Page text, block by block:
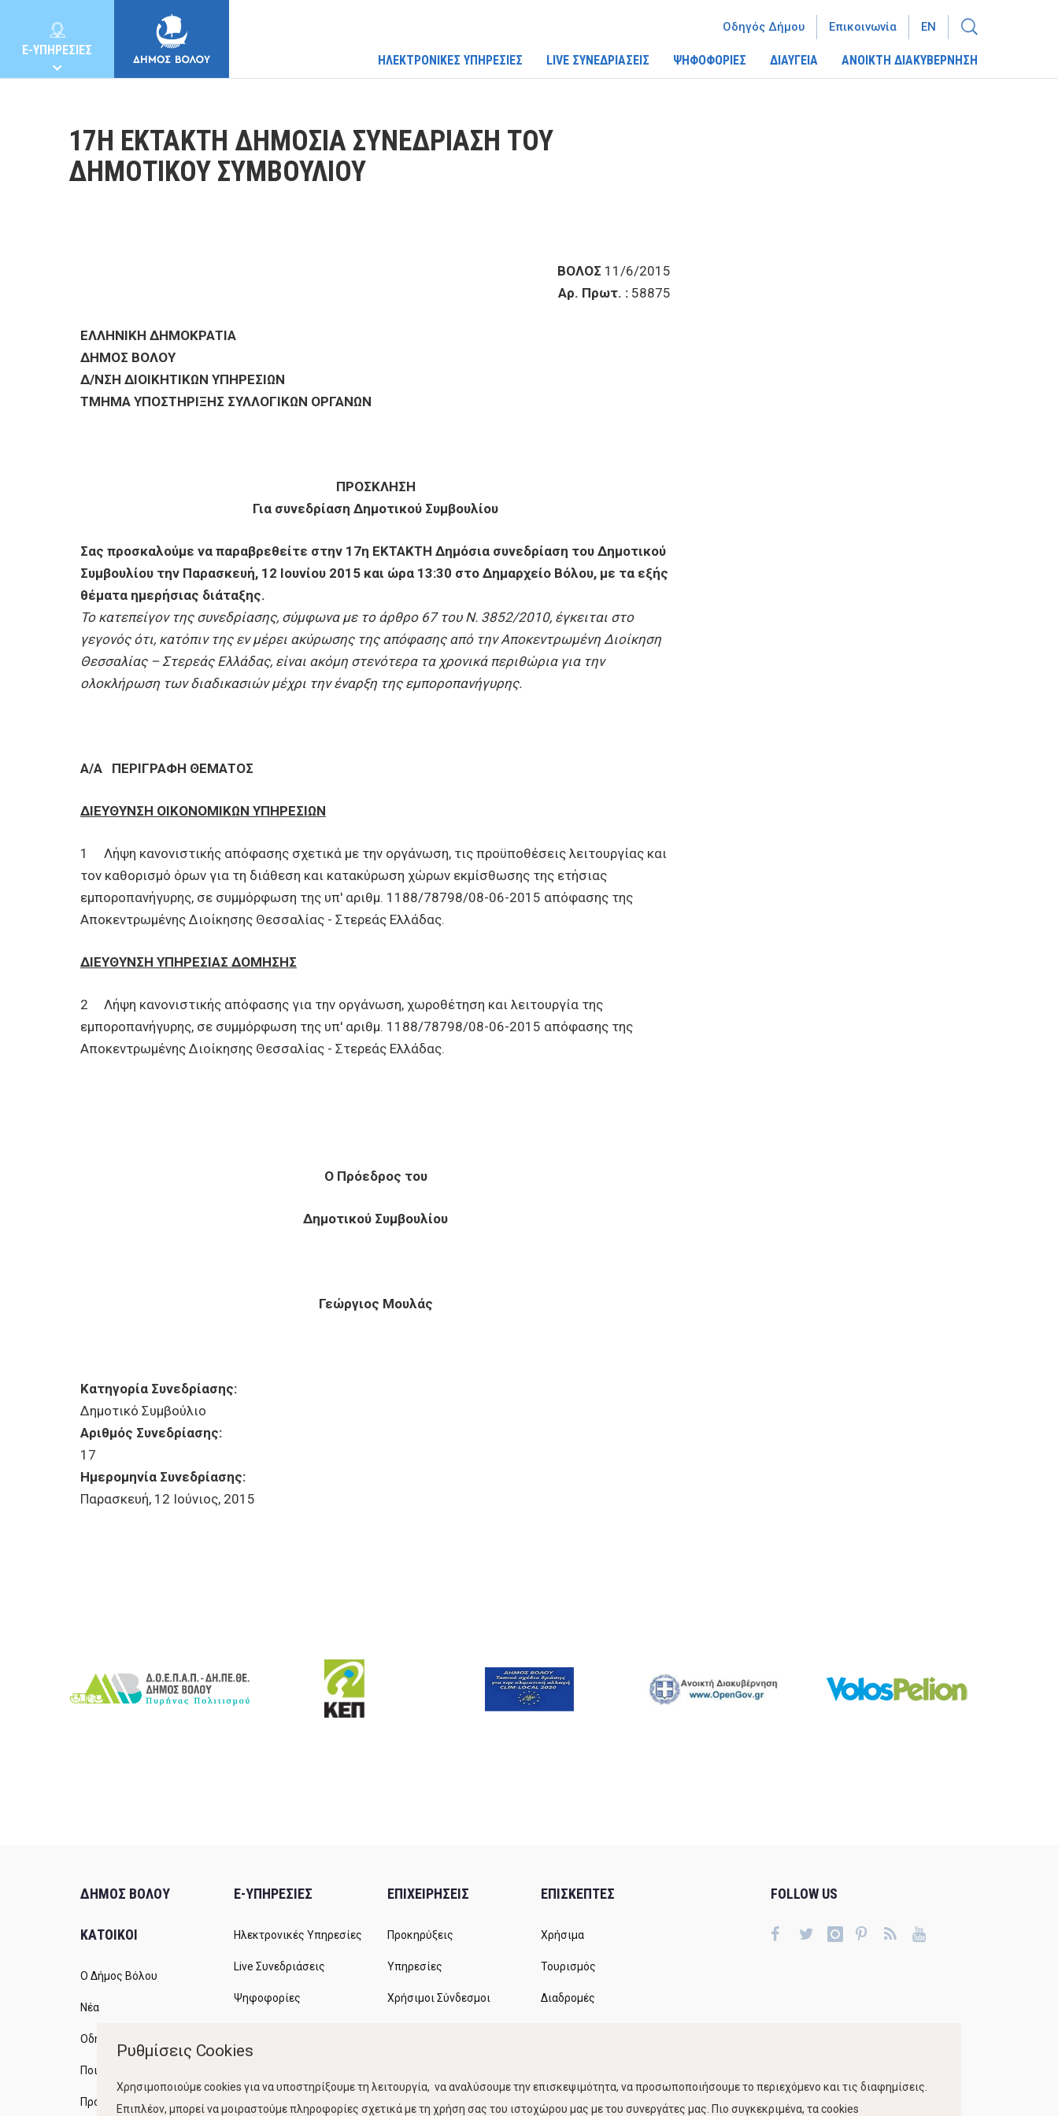
E-ΥΠΗΡΕΣΙΕΣ
ΕΠΙΧΕΙΡΗΣΕΙΣ
ΗΛΕΚΤΡΟΝΙΚΕΣ ΥΠΗΡΕΣΙΕΣ LIVE ΣΥΝΕΔΡΙΑΣΕΙΣ ΨΗΦΟΦΟΡΙΕΣ ΔΙΑΥΓΕΙΑ ΑΝΟΙΚΤΗ ΔΙΑΚΥΒΕΡΝΗΣΗ
Οδηγός Δήμου Επικοινωνία EN
17Η ΕΚΤΑΚΤΗ ΔΗΜΟΣΙΑ ΣΥΝΕΔΡΙΑΣΗ ΤΟΥ
ΔΗΜΟΤΙΚΟΥ ΣΥΜΒΟΥΛΙΟΥ
ΒΟΛΟΣ 11/6/2015
Αρ. Πρωτ. : 58875
ΕΛΛΗΝΙΚΗ ΔΗΜΟΚΡΑΤΙΑ
ΔΗΜΟΣ ΒΟΛΟΥ
Δ/ΝΣΗ ΔΙΟΙΚΗΤΙΚΩΝ ΥΠΗΡΕΣΙΩΝ
ΤΜΗΜΑ ΥΠΟΣΤΗΡΙΞΗΣ ΣΥΛΛΟΓΙΚΩΝ ΟΡΓΑΝΩΝ
ΠΡΟΣΚΛΗΣΗ
Για συνεδρίαση Δημοτικού Συμβουλίου
Σας προσκαλούμε να παραβρεθείτε στην 17η ΕΚΤΑΚΤΗ Δημόσια συνεδρίαση του Δημοτικού
Συμβουλίου την Παρασκευή, 12 Ιουνίου 2015 και ώρα 13:30 στο Δημαρχείο Βόλου, με τα εξής
θέματα ημερήσιας διάταξης.
Το κατεπείγον της συνεδρίασης, σύμφωνα με το άρθρο 67 του Ν. 3852/2010, έγκειται στο
γεγονός ότι, κατόπιν της εν μέρει ακύρωσης της απόφασης από την Αποκεντρωμένη Διοίκηση
Θεσσαλίας – Στερεάς Ελλάδας, είναι ακόμη στενότερα τα χρονικά περιθώρια για την
ολοκλήρωση των διαδικασιών μέχρι την έναρξη της εμποροπανήγυρης.
Α/Α ΠΕΡΙΓΡΑΦΗ ΘΕΜΑΤΟΣ
ΔΙΕΥΘΥΝΣΗ ΟΙΚΟΝΟΜΙΚΩΝ ΥΠΗΡΕΣΙΩΝ
1 Λήψη κανονιστικής απόφασης σχετικά με την οργάνωση, τις προϋποθέσεις λειτουργίας και
τον καθορισμό όρων για τη διάθεση και κατακύρωση χώρων εκμίσθωσης της ετήσιας
εμποροπανήγυρης, σε συμμόρφωση της υπ' αριθμ. 1188/78798/08-06-2015 απόφασης της
Αποκεντρωμένης Διοίκησης Θεσσαλίας - Στερεάς Ελλάδας.
ΔΙΕΥΘΥΝΣΗ ΥΠΗΡΕΣΙΑΣ ΔΟΜΗΣΗΣ
2 Λήψη κανονιστικής απόφασης για την οργάνωση, χωροθέτηση και λειτουργία της
εμποροπανήγυρης, σε συμμόρφωση της υπ' αριθμ. 1188/78798/08-06-2015 απόφασης της
Αποκεντρωμένης Διοίκησης Θεσσαλίας - Στερεάς Ελλάδας.
Ο Πρόεδρος του
Δημοτικού Συμβουλίου
Γεώργιος Μουλάς
Κατηγορία Συνεδρίασης:
Δημοτικό Συμβούλιο
Αριθμός Συνεδρίασης:
17
Ημερομηνία Συνεδρίασης:
Παρασκευή, 12 Ιούνιος, 2015
ΔΗΜΟΣ ΒΟΛΟΥ
ΚΑΤΟΙΚΟΙ
Ο Δήμος Βόλου
Νέα
Οδηγός του πολίτη
Ποιότητα Ζωής
Προγράμματα
E-ΥΠΗΡΕΣΙΕΣ
Ηλεκτρονικές Υπηρεσίες
Live Συνεδριάσεις
Ψηφοφορίες
ΕΠΙΧΕΙΡΗΣΕΙΣ
Προκηρύξεις
Υπηρεσίες
Χρήσιμοι Σύνδεσμοι
ΕΠΙΣΚΕΠΤΕΣ
Χρήσιμα
Τουρισμός
Διαδρομές
Κίνηση Λιμένος
FOLLOW US
Ρυθμίσεις Cookies
Χρησιμοποιούμε cookies για να υποστηρίξουμε τη λειτουργία, να αναλύσουμε την επισκεψιμότητα, να προσωποποιήσουμε το περιεχόμενο και τις διαφημίσεις.
Επιπλέον, μπορεί να μοιραστούμε πληροφορίες σχετικά με τη χρήση σας του ιστοχώρου μας με του συνεργάτες μας. Πιο συγκεκριμένα, τα cookies